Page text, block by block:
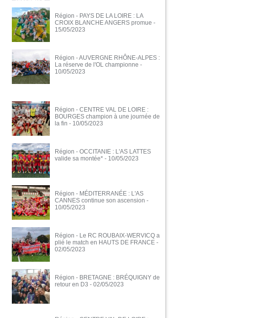
Région - PAYS DE LA LOIRE : LA
CROIX BLANCHE ANGERS promue -
15/05/2023
Région - AUVERGNE RHÔNE-ALPES :
La réserve de l'OL championne -
10/05/2023
Région - CENTRE VAL DE LOIRE :
BOURGES champion à une journée de
la fin - 10/05/2023
Région - OCCITANIE : L'AS LATTES
valide sa montée* - 10/05/2023
Région - MÉDITERRANÉE : L'AS
CANNES continue son ascension -
10/05/2023
Région - Le RC ROUBAIX-WERVICQ a
plié le match en HAUTS DE FRANCE -
02/05/2023
Région - BRETAGNE : BRÉQUIGNY de
retour en D3 - 02/05/2023